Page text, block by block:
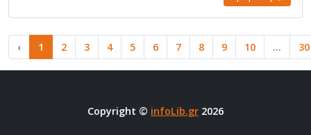
‹ 1 2 3 4 5 6 7 8 9 10 ... 30
Copyright © infoLib.gr 2026